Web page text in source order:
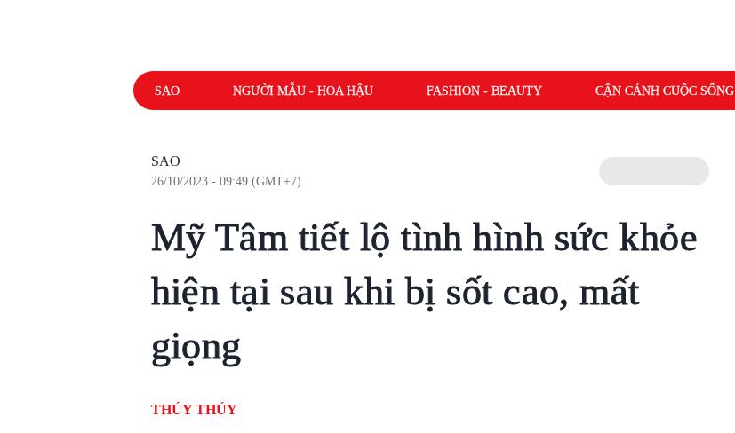
SAO NGƯỜI MẪU - HOA HẬU FASHION - BEAUTY CẬN CẢNH CUỘC SỐNG
SAO
26/10/2023 - 09:49 (GMT+7)
Mỹ Tâm tiết lộ tình hình sức khỏe
hiện tại sau khi bị sốt cao, mất
giọng
THÚY THÚY